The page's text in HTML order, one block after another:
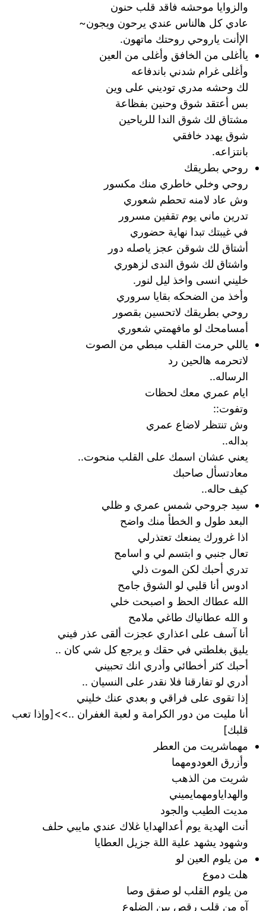
والزوايا موحشه فاقد قلب حنون
عادي كل هالناس عندي يرحون ويجون~
الإأنت ياروحي روحتك ماتهون.
ياأغلى من الخافق وأغلى من العين
وأغلى غرام شدني باندفاعه
لك وحشه مدري توديني على وين
بس أعتقد شوق وحنين بفظاعة
مشتاق لك شوق الندا للرياحين
شوق يهدد خافقي
بانتزاعه.
روحي بطريقك
روحي وخلي خاطري منك مكسور
وش عاد لامنه تحطم شعوري
تدرين ماني يوم تقفين مسرور
في غيبتك تبدا نهاية حضوري
أشتاق لك شوقن عجز ياصله دور
واشتاق لك شوق الندى لزهوري
خليني انسى واخذ ليل لنور.
وأخذ من الضحكه بقايا سروري
روحي بطريقك لاتحسين بقصور
أمسامحك لو مافهمتي شعوري
ياللي حرمت القلب مبطي من الصوت
لاتحرمه هالحين رد
الرساله..
ايام عمري معك لحظات
وتفوت::
وش تنتظر لاضاع عمري
بداله..
يعني عشان اسمك على القلب منحوت..
معادتسأل صاحبك
كيف حاله..‎
سيد جروحي شمس عمري و ظلي
البعد طول و الخطأ منك واضح
اذا غرورك يمنعك تعتذرلي
تعال جنبي و ابتسم لي و اسامح
تدري أحبك لكن الموت ذلي
ادوس أنا قلبي لو الشوق جامح
الله عطاك الحظ و اصبحت خلي
و الله عطانياك طاغي ملامح
أنا آسف على اعذاري عجزت ألقى عذر فيني
يليق بغلطتي في حقك و يرجع كل شي كان ..
أحبك كثر أخطائي وأدري انك تحبيني
أدري لو تفارقنا فلا نقدر على النسيان ..
إذا تقوى على فراقي و بعدي عنك خليني
أنا مليت من دور الكرامة و لعبة الغفران ..>>[وإذا تعب
قلبك]
مهماشريت من العطر
وأزرق العودومهما
شريت من الذهب
والهداياومهمايميني
‏مديت الطيب والجود
أنت الهدية يوم أعدالهدايا غلاك عندي مايبي حلف
وشهود يشهد علية اللة جزيل العطايا
من يلوم العين لو
هلت دموع
من يلوم القلب لو صفق وصا
آه من قلب رقص بين الضلوع